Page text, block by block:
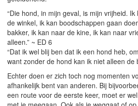
“Die hond, in mijn geval, is mijn vrijheid.
de winkel, ik kan boodschappen gaan
bakker, ik kan naar de kine, ik kan naar
alleen.” ~ ED 6
“Dat ik wel blij ben dat ik een hond heb,
want zonder de hond kan ik niet alleen de
Echter doen er zich toch nog momenten
afhankelijk bent van anderen. Bij
een route voor de eerste keer, moet er